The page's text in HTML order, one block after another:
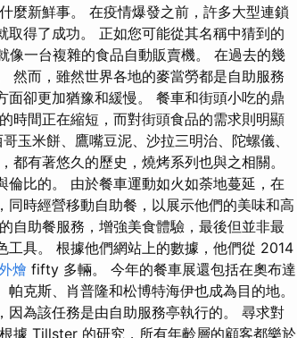
麼新鮮事。 在疫情爆發之前，許多大型連鎖
得了成功。 正如您可能從其名稱中猜到的
一台複雜的食品自動販賣機。 在過去的幾
然而，雖然世界各地的麥當勞都是自助服務
卻更加猶豫和緩慢。 餐車和街頭小吃的鼎
時間正在縮短，而對街頭食品的需求則明顯
玉米餅、鷹嘴豆泥、沙拉三明治、陀螺儀、
有著悠久的歷史，燒烤系列也與之相關。
比的。 由於餐車運動如火如荼地蔓延，在
時經營移動自助餐，以展示他們的美味和高
自助餐服務，增強美食體驗，最後但並非最
工具。 根據他們網站上的數據，他們從 2014
燴 fifty 多輛。 今年的餐車展還包括在奧布達
克斯、肖普隆和松博特海伊也成為目的地。
為該任務是由自助服務亭執行的。 尋求對
據 Tillster 的研究，所有年齡層的顧客都樂於